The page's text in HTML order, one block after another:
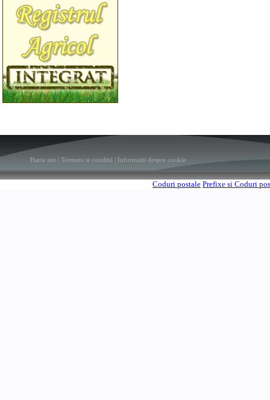
Harta site | Termeni si conditii | Informatii despre cookie
Coduri postale Prefixe si Coduri